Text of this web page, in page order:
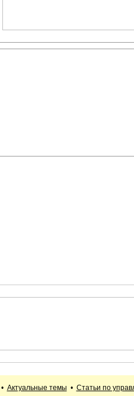
• Актуальные темы • Статьи по